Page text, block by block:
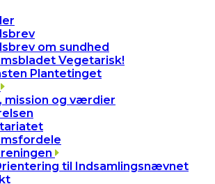
om sundhed
Vegetarisk!
Plantetinget
mission og værdier
til Indsamlingsnævnet